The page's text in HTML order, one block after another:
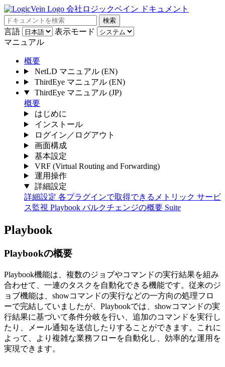
会社ロジックベイン ドキュメント
検索
言語
表示モード
マニュアル
概要
NetLD マニュアル (EN)
ThirdEye マニュアル (EN)
ThirdEye マニュアル (JP)
概要
はじめに
インストール
ログイン／ログアウト
画面構成
基本設定
VRF (Virtual Routing and Forwarding)
運用操作
詳細設定
詳細設定 各プラグインで取得できるメトリック サービ
ス監視 Playbook バルクチェンジの概要 Suite
Playbook
Playbookの概要
Playbook機能は、複数のジョブやコマンドの実行結果を組み
合わせて、一連のタスクを自動化できる機能です。従来のジ
ョブ機能は、showコマンドの実行などの一方向の処理フロ
ーで完結していましたが、Playbookでは、showコマンドの実
行結果に基づいて条件分岐を行い、追加のコマンドを実行し
たり、メール通知を送信したりすることができます。これに
よって、より複雑な業務フローを自動化し、効率的な運用を
実現できます。